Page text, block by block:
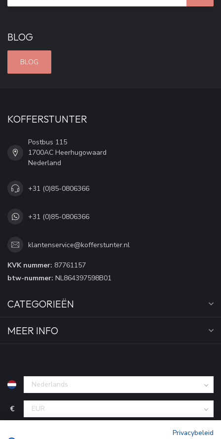
BLOG
BLOG
KOFFERSTUNTER
Postbus 115
1700AC Heerhugowaard
Nederland
+31 (0)85-0806366
+31 (0)85-0806366
klantenservice@kofferstunter.nl
KVK nummer: 87761157
btw-nummer: NL864397598B01
CATEGORIEËN
MEER INFO
€
Privacybeleid